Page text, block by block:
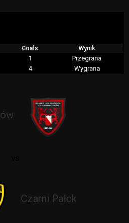
Goals Wynik
1
Przegrana
4 Wygrana
Czarni Pałck